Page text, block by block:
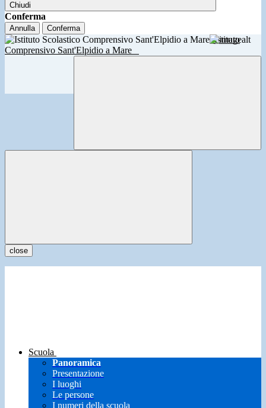
Chiudi
Conferma
Annulla Conferma
Istituto
Comprensivo Sant'Elpidio a Mare
close
Scuola
Panoramica
Presentazione
I luoghi
Le persone
I numeri della scuola